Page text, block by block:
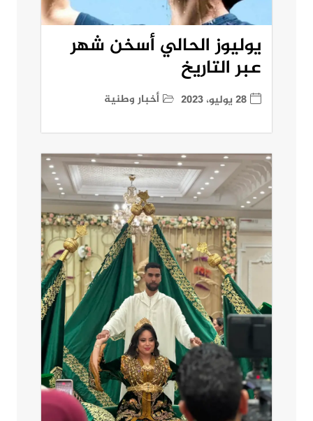
يوليوز الحالي أسخن شهر
عبر التاريخ
28 يوليو، 2023 أخبار وطنية